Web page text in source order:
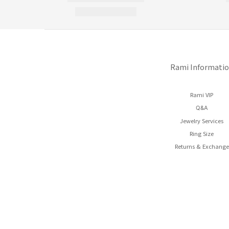
Rami
Rami VIP
Q&A
Jewelry Services
Ring Size
Returns & Exchange